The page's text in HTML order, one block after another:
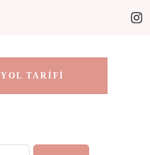
YOL TARIFI